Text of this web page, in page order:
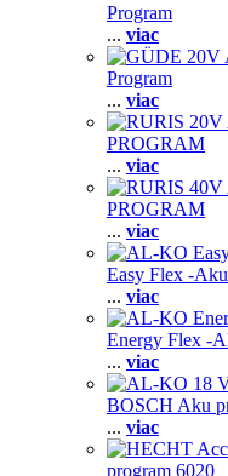
Program
... viac
Program
... viac
PROGRAM
... viac
PROGRAM
... viac
Easy Flex -
... viac
Energy Flex -
... viac
BOSCH Aku
... viac
program 6020